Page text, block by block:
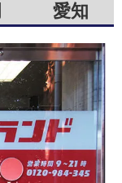
愛知